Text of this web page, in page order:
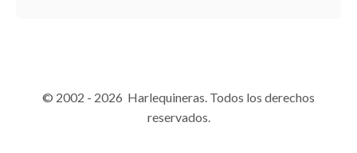
© 2002 - 2026 Harlequineras. Todos los derechos
reservados.